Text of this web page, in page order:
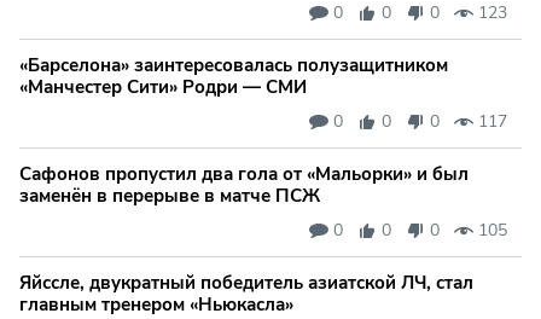
0 0 0 123
«Барселона» заинтересовалась полузащитником
«Манчестер Сити» Родри — СМИ
0 0 0 117
Сафонов пропустил два гола от «Мальорки» и был
заменён в перерыве в матче ПСЖ
0 0 0 105
Яйссле, двукратный победитель азиатской ЛЧ, стал
главным тренером «Ньюкасла»